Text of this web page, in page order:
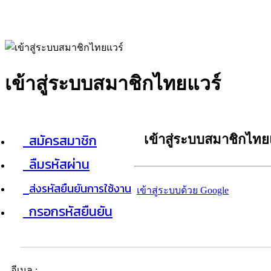
เข้าสู่ระบบสมาชิกไทยแวร์
สมัครสมาชิก
ลืมรหัสผ่าน
ส่งรหัสยืนยันการใช้งาน
กรอกรหัสยืนยัน
เข้าสู่ระบบสมาชิกไท
เข้าสู่ระบบด้วย Google